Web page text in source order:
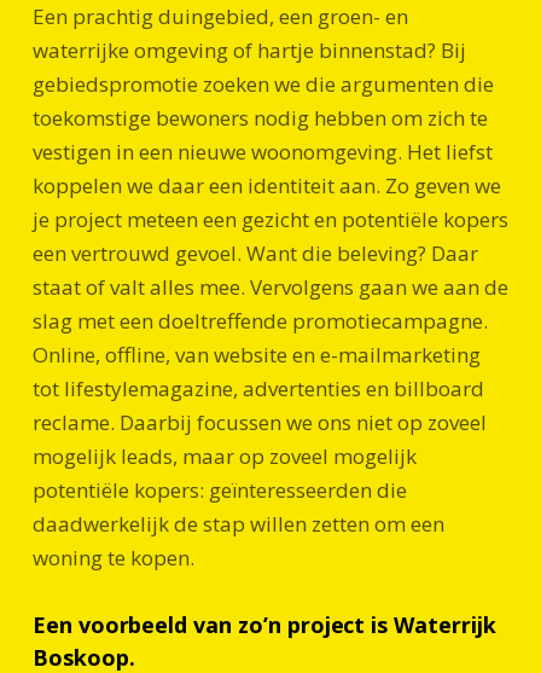
Een prachtig duingebied, een groen- en
waterrijke omgeving of hartje binnenstad? Bij
gebiedspromotie zoeken we die argumenten die
toekomstige bewoners nodig hebben om zich te
vestigen in een nieuwe woonomgeving. Het liefst
koppelen we daar een identiteit aan. Zo geven we
je project meteen een gezicht en potentiële kopers
een vertrouwd gevoel. Want die beleving? Daar
staat of valt alles mee. Vervolgens gaan we aan de
slag met een doeltreffende promotiecampagne.
Online, offline, van website en e-mailmarketing
tot lifestylemagazine, advertenties en billboard
reclame. Daarbij focussen we ons niet op zoveel
mogelijk leads, maar op zoveel mogelijk
potentiële kopers: geïnteresseerden die
daadwerkelijk de stap willen zetten om een
woning te kopen.
Een voorbeeld van zo’n project is Waterrijk
Boskoop.